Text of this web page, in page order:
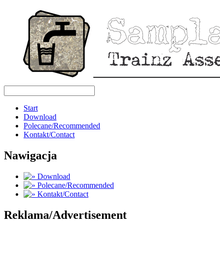
Start
Download
Polecane/Recommended
Kontakt/Contact
Nawigacja
Download
Polecane/Recommended
Kontakt/Contact
Reklama/Advertisement